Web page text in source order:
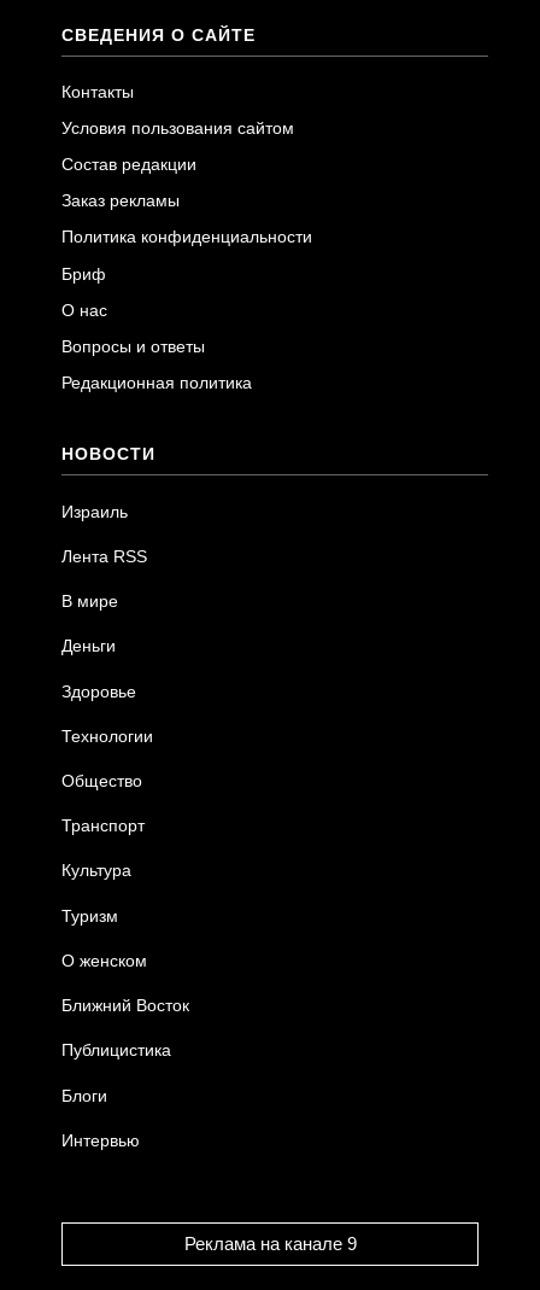
СВЕДЕНИЯ О САЙТЕ
Контакты
Условия пользования сайтом
Состав редакции
Заказ рекламы
Политика конфиденциальности
Бриф
О нас
Вопросы и ответы
Редакционная политика
НОВОСТИ
Израиль
Лента RSS
В мире
Деньги
Здоровье
Технологии
Общество
Транспорт
Культура
Туризм
О женском
Ближний Восток
Публицистика
Блоги
Интервью
Реклама на канале 9